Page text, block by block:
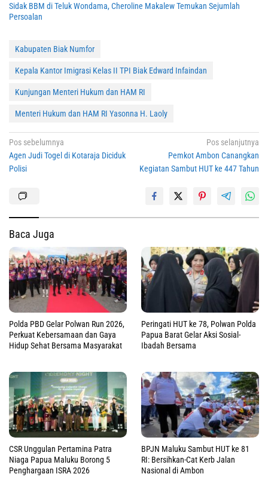
Sidak BBM di Teluk Wondama, Cheroline Makalew Temukan Sejumlah
Persoalan
Kabupaten Biak Numfor
Kepala Kantor Imigrasi Kelas II TPI Biak Edward Infaindan
Kunjungan Menteri Hukum dan HAM RI
Menteri Hukum dan HAM RI Yasonna H. Laoly
Navigasi
pos
Pos sebelumnya
Agen Judi Togel di Kotaraja Diciduk
Polisi
Pos selanjutnya
Pemkot Ambon Canangkan
Kegiatan Sambut HUT ke 447 Tahun
Baca Juga
Polda PBD Gelar Polwan Run 2026,
Perkuat Kebersamaan dan Gaya
Hidup Sehat Bersama Masyarakat
Peringati HUT ke 78, Polwan Polda
Papua Barat Gelar Aksi Sosial-
Ibadah Bersama
CSR Unggulan Pertamina Patra
Niaga Papua Maluku Borong 5
Penghargaan ISRA 2026
BPJN Maluku Sambut HUT ke 81
RI: Bersihkan-Cat Kerb Jalan
Nasional di Ambon